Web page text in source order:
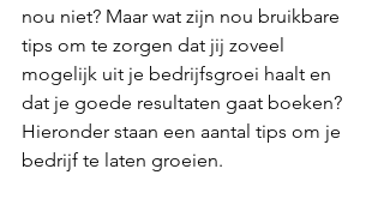
nou niet? Maar wat zijn nou bruikbare
tips om te zorgen dat jij zoveel
mogelijk uit je bedrijfsgroei haalt en
dat je goede resultaten gaat boeken?
Hieronder staan een aantal tips om je
bedrijf te laten groeien.